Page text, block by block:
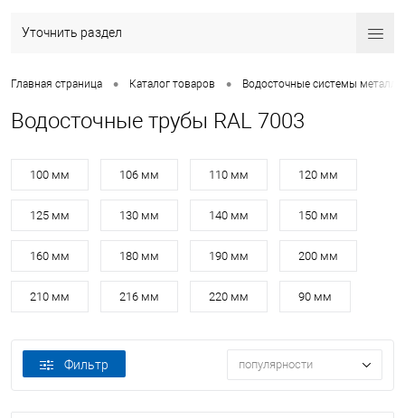
Уточнить раздел
Главная страница • Каталог товаров • Водосточные системы
Водосточные трубы RAL 7003
100 мм 106 мм 110 мм 120 мм
125 мм 130 мм 140 мм 150 мм
160 мм 180 мм 190 мм 200 мм
210 мм 216 мм 220 мм 90 мм
Фильтр популярности